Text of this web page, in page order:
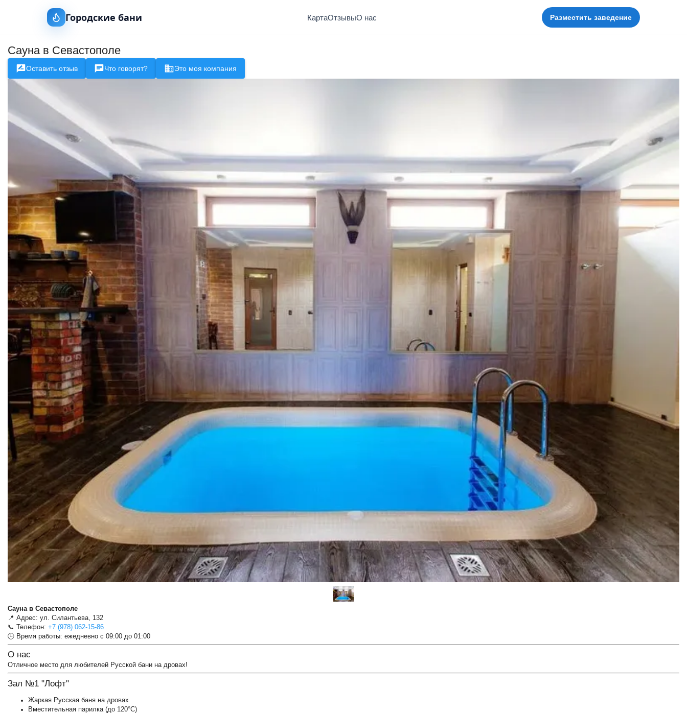
Городские бани КартаОтзывыО нас Разместить заведение
Сауна в Севастополе
Оставить отзыв Что говорят? Это моя компания
Сауна в Севастополе
📍 Адрес: ул. Силантьева, 132
📞 Телефон: +7 (978) 062-15-86
🕒 Время работы: ежедневно с 09:00 до 01:00
О нас
Отличное место для любителей Русской бани на дровах!
Зал №1 "Лофт"
Жаркая Русская баня на дровах
Вместительная парилка (до 120°С)